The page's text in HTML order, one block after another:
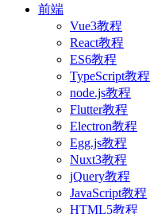
前端
Vue3教程
React教程
ES6教程
TypeScript教程
node.js教程
Flutter教程
Electron教程
Egg.js教程
Nuxt3教程
jQuery教程
JavaScript教程
HTML5教程